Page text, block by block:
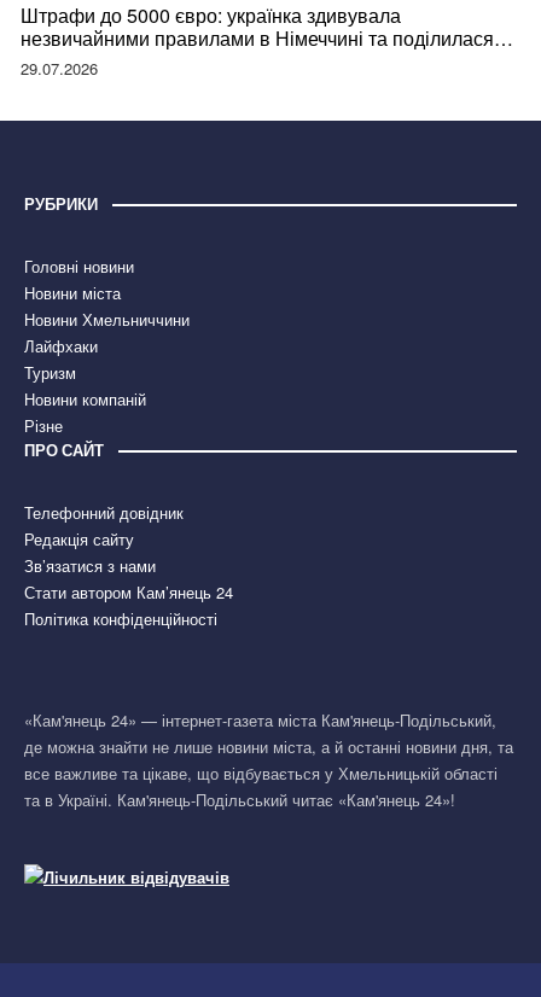
Штрафи до 5000 євро: українка здивувала
незвичайними правилами в Німеччині та поділилася
правдою
29.07.2026
РУБРИКИ
Головні новини
Новини міста
Новини Хмельниччини
Лайфхаки
Туризм
Новини компаній
Різне
ПРО САЙТ
Телефонний довідник
Редакція сайту
Зв’язатися з нами
Стати автором Кам’янець 24
Політика конфіденційності
«Кам'янець 24» — інтернет-газета міста Кам'янець-Подільський,
де можна знайти не лише новини міста, а й останні новини дня, та
все важливе та цікаве, що відбувається у Хмельницькій області
та в Україні. Кам'янець-Подільський читає «Кам'янець 24»!